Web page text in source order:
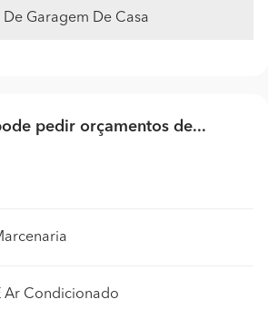
Garagem De Casa
pedir orçamentos de...
Ar Condicionado